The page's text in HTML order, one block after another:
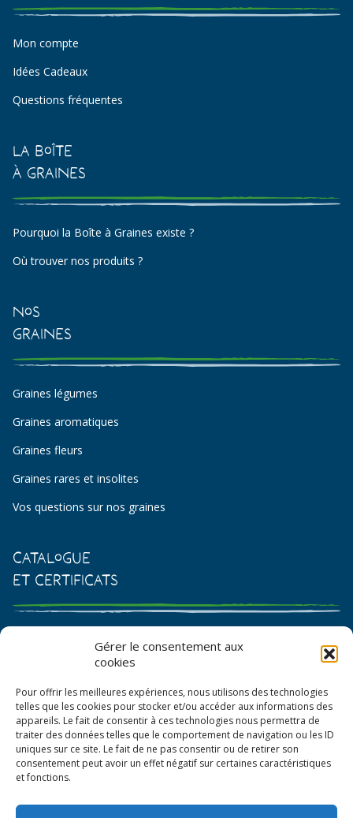
Gérer le consentement aux
cookies
Pour offrir les meilleures expériences, nous utilisons des technologies
telles que les cookies pour stocker et/ou accéder aux informations des
appareils. Le fait de consentir à ces technologies nous permettra de
traiter des données telles que le comportement de navigation ou les ID
uniques sur ce site. Le fait de ne pas consentir ou de retirer son
consentement peut avoir un effet négatif sur certaines caractéristiques
et fonctions.
Mon compte
Idées Cadeaux
Questions fréquentes
La Boîte
à Graines
Pourquoi la Boîte à Graines existe ?
Où trouver nos produits ?
Nos
Graines
Graines légumes
Graines aromatiques
Graines fleurs
Graines rares et insolites
Vos questions sur nos graines
Catalogue
et certificats
Catalogue de graines et semences
Bon de commande